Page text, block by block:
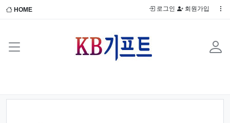
HOME 로그인 회원가입